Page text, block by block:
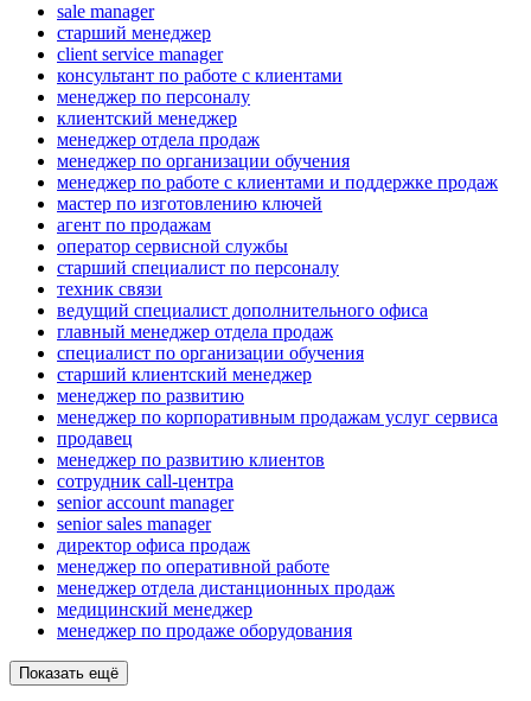
sale manager
старший менеджер
client service manager
консультант по работе с клиентами
менеджер по персоналу
клиентский менеджер
менеджер отдела продаж
менеджер по организации обучения
менеджер по работе с клиентами и поддержке продаж
мастер по изготовлению ключей
агент по продажам
оператор сервисной службы
старший специалист по персоналу
техник связи
ведущий специалист дополнительного офиса
главный менеджер отдела продаж
специалист по организации обучения
старший клиентский менеджер
менеджер по развитию
менеджер по корпоративным продажам услуг сервиса
продавец
менеджер по развитию клиентов
сотрудник call-центра
senior account manager
senior sales manager
директор офиса продаж
менеджер по оперативной работе
менеджер отдела дистанционных продаж
медицинский менеджер
менеджер по продаже оборудования
Показать ещё